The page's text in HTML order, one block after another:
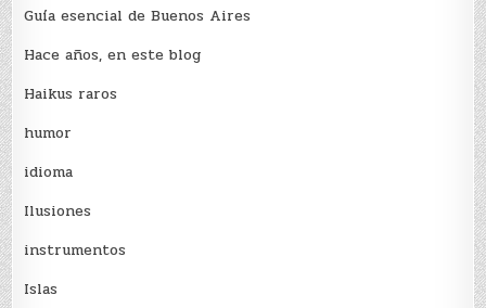
Guía esencial de Buenos Aires
Hace años, en este blog
Haikus raros
humor
idioma
Ilusiones
instrumentos
Islas